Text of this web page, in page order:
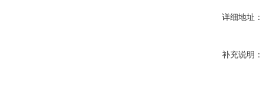
详细地址：
补充说明：